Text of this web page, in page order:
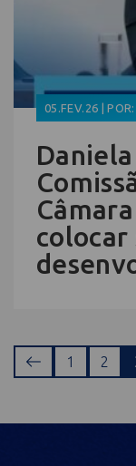
05.FEV.26 |
1 2